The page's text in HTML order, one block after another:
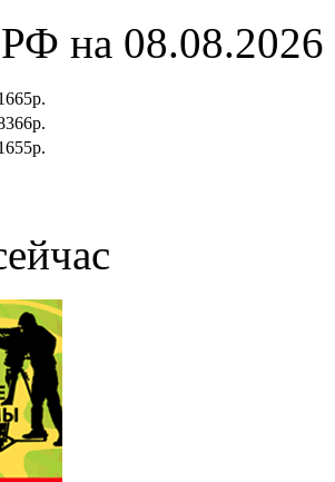
на 08.08.2026